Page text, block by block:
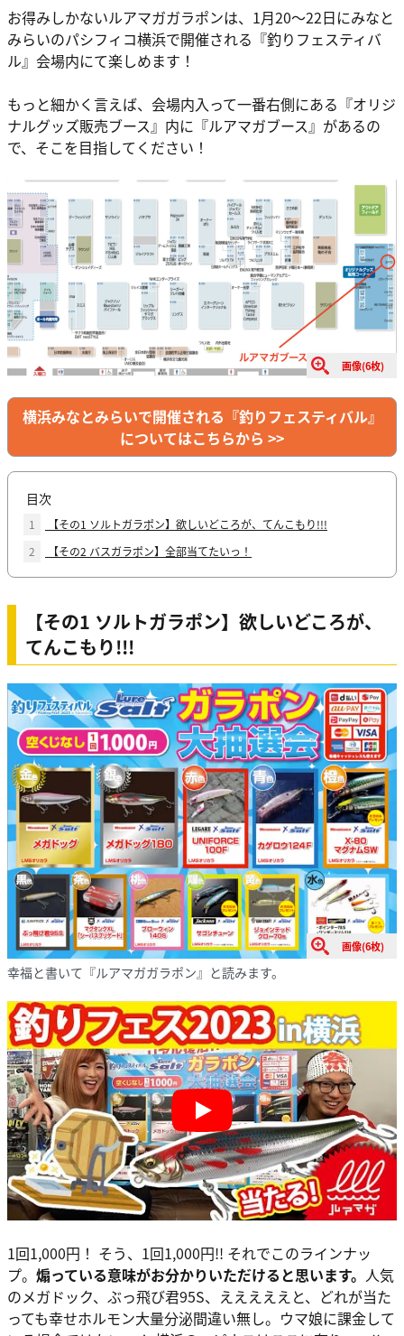
お得みしかないルアマガガラポンは、1月20～22日にみなと
みらいのパシフィコ横浜で開催される『釣りフェスティバ
ル』会場内にて楽しめます！
もっと細かく言えば、会場内入って一番右側にある『オリジ
ナルグッズ販売ブース』内に『ルアマガブース』があるの
で、そこを目指してください！
画像(6枚)
横浜みなとみらいで開催される『釣りフェスティバル』
についてはこちらから >>
目次
1
【その1 ソルトガラポン】欲しいどころが、てんこもり!!!
2
【その2 バスガラポン】全部当てたいっ！
【その1 ソルトガラポン】欲しいどころが、
てんこもり!!!
画像(6枚)
幸福と書いて『ルアマガガラポン』と読みます。
Play
1回1,000円！ そう、1回1,000円!! それでこのラインナッ
プ。 煽っている意味がお分かりいただけると思います。 人気
のメガドック、ぶっ飛び君95S、えええええと、どれが当た
っても幸せホルモン大量分泌間違い無し。ウマ娘に課金して